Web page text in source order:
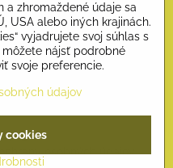
osobných údajov
a zhromaždené údaje sa
USA alebo iných krajinách.
vyjadrujete svoj súhlas s
nájsť podrobné
svoje preferencie.
údajov
cookies